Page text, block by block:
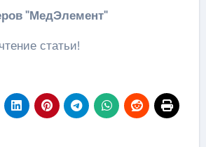
"МедЭлемент"
статьи!